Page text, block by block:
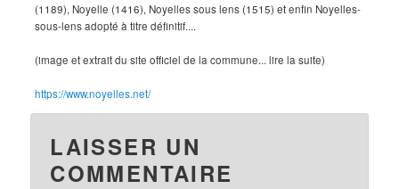
(1189), Noyelle (1416), Noyelles sous lens (1515) et enfin Noyelles-
sous-lens adopté à titre définitif....
(image et extrait du site officiel de la commune... lire la suite)
https://www.noyelles.net/
LAISSER UN
COMMENTAIRE